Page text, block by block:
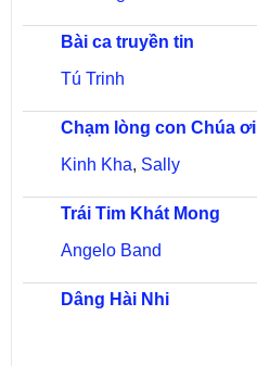
Bài ca truyền tin
Tú Trinh
Chạm lòng con Chúa ơi
Kinh Kha, Sally
Trái Tim Khát Mong
Angelo Band
Dâng Hài Nhi